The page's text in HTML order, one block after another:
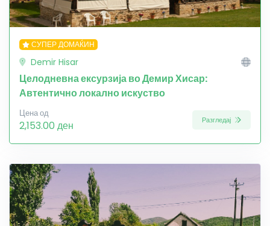
СУПЕР ДОМАЌИН
Demir Hisar
Целодневна ексурзија во Демир Хисар:
Автентично локално искуство
Цена од
2,153.00 ден Разгледај